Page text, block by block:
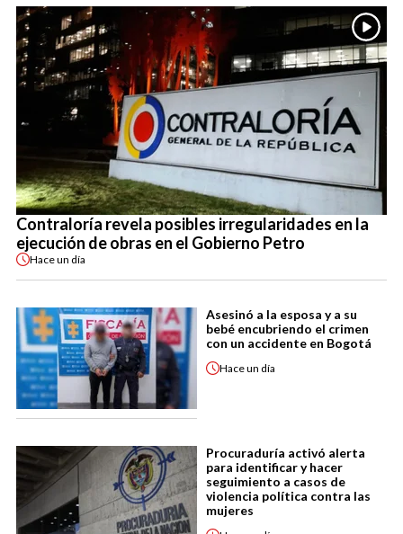
Contraloría revela posibles irregularidades en la
ejecución de obras en el Gobierno Petro
Haceun día
Asesinó a la esposa y a su
bebé encubriendo el crimen
con un accidente en Bogotá
Haceun día
Procuraduría activó alerta
para identificar y hacer
seguimiento a casos de
violencia política contra las
mujeres